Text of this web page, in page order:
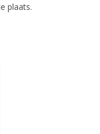
plaats.